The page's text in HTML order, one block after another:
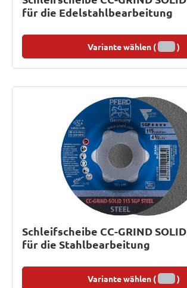
für die Edelstahlbearbeitung
Variante wählen ( )
Schleifscheibe CC-GRIND SOLID
für die Stahlbearbeitung
Variante wählen ( )